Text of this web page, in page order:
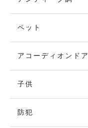
ペット
アコーディオンドア
子供
防犯